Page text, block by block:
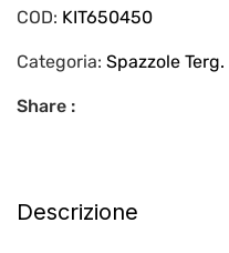
COD: KIT650450
Categoria: Spazzole Terg.
Share :
Descrizione